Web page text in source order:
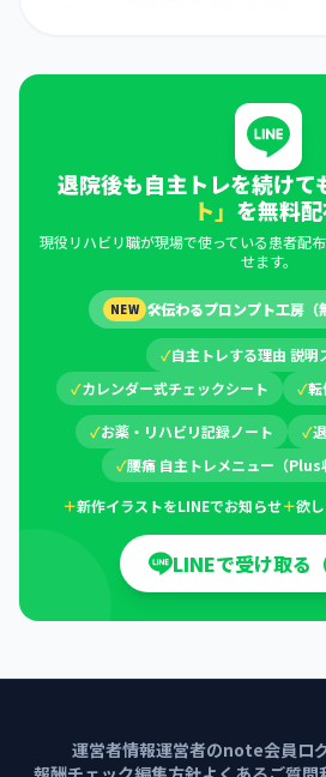
退院後も自主トレを続けて
ト」 を無料
現役リハビリ職が現場で使っている患者配
せます。
NEW 🛠伝わるプロンプト工房（
✓自主トレする理由 説明
✓カレンダー式チェックシート ✓転
✓お薬・リハビリ記録ノート ✓
✓腰痛 自主トレメニュー（Plus
＋新作イラストをLINEでお知らせ＋欲
LINEで受け取る
運営者情報運営者のnote会員ロ